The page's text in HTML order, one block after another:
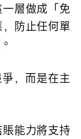
層做成「免
防止任何單
，而是在主
能力將支持